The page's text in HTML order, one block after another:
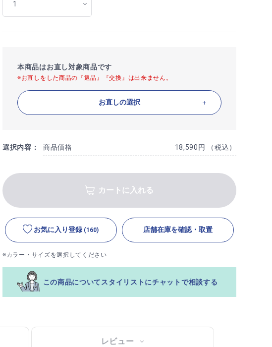
本商品はお直し対象商品です
※お直しをした商品の『返品』『交換』は出来ません。
お直しの選択
選択内容： 商品価格 18,590円 （税込）
カートに入れる
お気に入り登録 (160) 店舗在庫を確認・取置
※カラー・サイズを選択してください
この商品についてスタイリストにチャットで相談する
レビュー